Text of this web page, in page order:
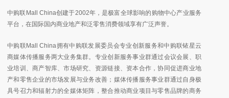
中购联Mall China创建于2002年，是极富全球影响的购物中心产业服务
平台，在国际国内商业地产和泛零售消费领域享有广泛声誉。
中购联Mall China拥有中购联发展委员会专业创新服务和中购联铱星云
商媒体传播服务两大业务集群。专业创新服务事业群通过会议会展、职
业培训、商产智库、市场研究、资源链接、资本合作，协同促进商业地
产和零售企业的市场发展与业务改善；媒体传播服务事业群通过自身极
具号召力和辐射力的全媒体矩阵，整合推动商业项目与零售品牌的商务